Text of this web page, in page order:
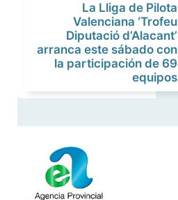
La Lliga de Pilota
Valenciana ‘Trofeu
Diputació d’Alacant’
arranca este sábado con
la participación de 69
equipos